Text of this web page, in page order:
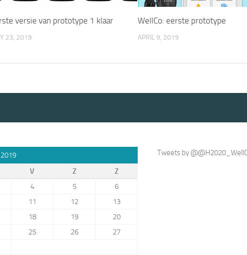
versie van prototype 1 klaar
23, 2019
WellCo: eerste prototype
APRIL 9, 2019
V Z
Z
4 5
6
11 12
13
18 19
20
25 26
27
Tweets by